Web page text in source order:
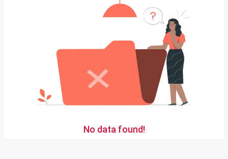
No data found!